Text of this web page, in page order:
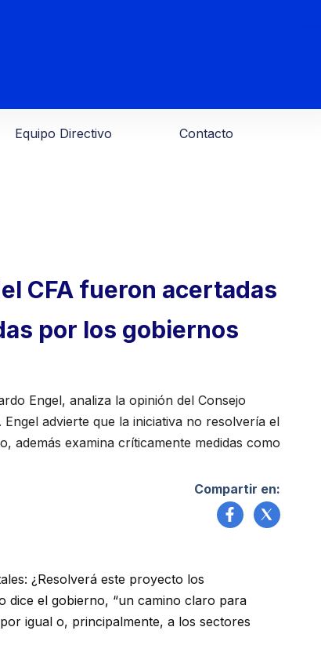
Equipo Directivo Contacto
CFA fueron acertadas
por los gobiernos
Engel, analiza la opinión del Consejo
advierte que la iniciativa no resolvería el
además examina críticamente medidas como
Compartir en:
¿Resolverá este proyecto los
dice el gobierno, “un camino claro para
igual o, principalmente, a los sectores